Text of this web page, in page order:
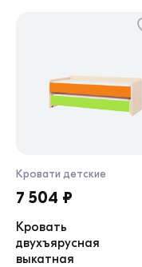
Кровати детские
7 504 ₽
Кровать
двухъярусная
выкатная